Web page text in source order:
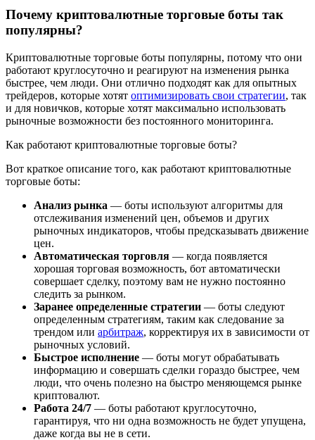
Почему криптовалютные торговые боты так
популярны?
Криптовалютные торговые боты популярны, потому что они
работают круглосуточно и реагируют на изменения рынка
быстрее, чем люди. Они отлично подходят как для опытных
трейдеров, которые хотят оптимизировать свои стратегии, так
и для новичков, которые хотят максимально использовать
рыночные возможности без постоянного мониторинга.
Как работают криптовалютные торговые боты?
Вот краткое описание того, как работают криптовалютные
торговые боты:
Анализ рынка — боты используют алгоритмы для
отслеживания изменений цен, объемов и других
рыночных индикаторов, чтобы предсказывать движение
цен.
Автоматическая торговля — когда появляется
хорошая торговая возможность, бот автоматически
совершает сделку, поэтому вам не нужно постоянно
следить за рынком.
Заранее определенные стратегии — боты следуют
определенным стратегиям, таким как следование за
трендом или арбитраж, корректируя их в зависимости от
рыночных условий.
Быстрое исполнение — боты могут обрабатывать
информацию и совершать сделки гораздо быстрее, чем
люди, что очень полезно на быстро меняющемся рынке
криптовалют.
Работа 24/7 — боты работают круглосуточно,
гарантируя, что ни одна возможность не будет упущена,
даже когда вы не в сети.